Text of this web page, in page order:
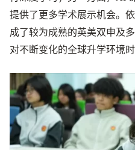
提供了更多学术展示机会。
成了较为成熟的英美双申及
对不断变化的全球升学环境